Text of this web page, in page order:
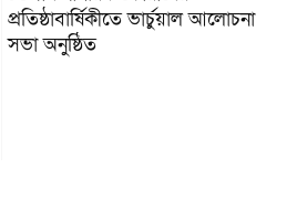
প্রতিষ্ঠাবার্ষিকীতে ভার্চুয়াল আলোচনা
সভা অনুষ্ঠিত